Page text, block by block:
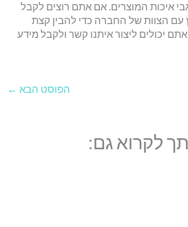
איכות המוצרים. אם אתם רוצים לקבל
עם הצוות של החברה כדי להבין קצת
יכולים ליצור איתנו קשר ולקבל מידע
הפוסט הבא ←
לקרוא גם: